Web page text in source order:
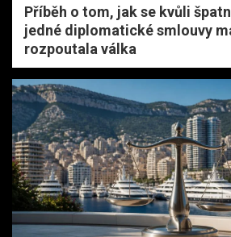
Příběh o tom, jak se kvůli
jedné diplomatické smlouvy
rozpoutala válka